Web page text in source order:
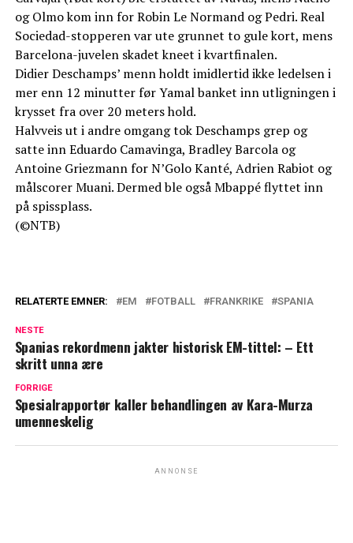
og Olmo kom inn for Robin Le Normand og Pedri. Real
Sociedad-stopperen var ute grunnet to gule kort, mens
Barcelona-juvelen skadet kneet i kvartfinalen.
Didier Deschamps’ menn holdt imidlertid ikke ledelsen i
mer enn 12 minutter før Yamal banket inn utligningen i
krysset fra over 20 meters hold.
Halvveis ut i andre omgang tok Deschamps grep og
satte inn Eduardo Camavinga, Bradley Barcola og
Antoine Griezmann for N’Golo Kanté, Adrien Rabiot og
målscorer Muani. Dermed ble også Mbappé flyttet inn
på spissplass.
(©NTB)
RELATERTE EMNER: EM FOTBALL FRANKRIKE SPANIA
NESTE
Spanias rekordmenn jakter historisk EM-tittel: – Ett
skritt unna ære
FORRIGE
Spesialrapportør kaller behandlingen av Kara-Murza
umenneskelig
ANNONSE